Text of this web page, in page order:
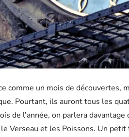
comme un mois de
Pourtant, ils auront tous les
de l’année, on parlera
Verseau et les Poissons. Un